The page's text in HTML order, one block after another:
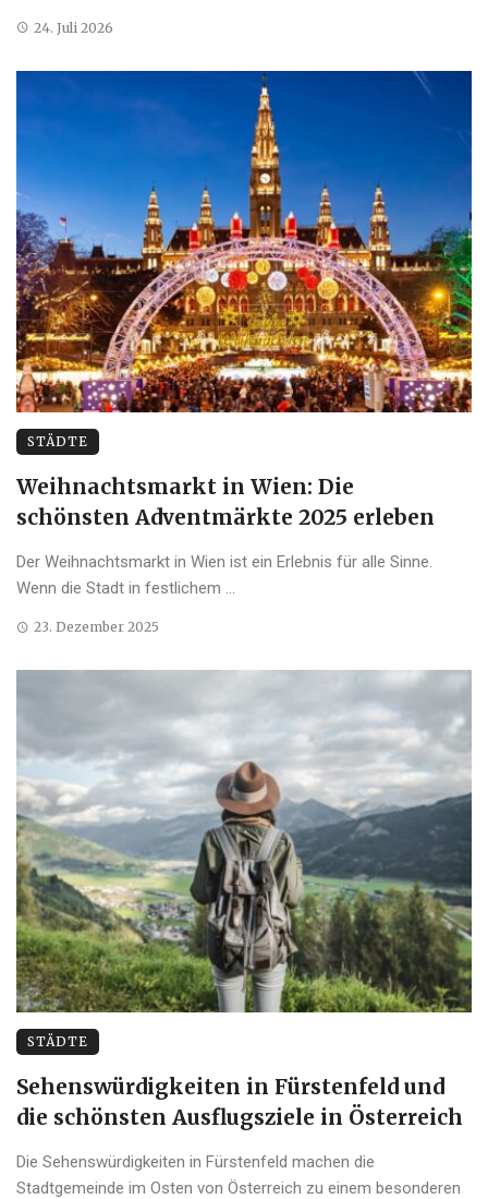
24. Juli 2026
STÄDTE
Weihnachtsmarkt in Wien: Die
schönsten Adventmärkte 2025 erleben
Der Weihnachtsmarkt in Wien ist ein Erlebnis für alle Sinne.
Wenn die Stadt in festlichem ...
23. Dezember 2025
STÄDTE
Sehenswürdigkeiten in Fürstenfeld und
die schönsten Ausflugsziele in Österreich
Die Sehenswürdigkeiten in Fürstenfeld machen die
Stadtgemeinde im Osten von Österreich zu einem besonderen